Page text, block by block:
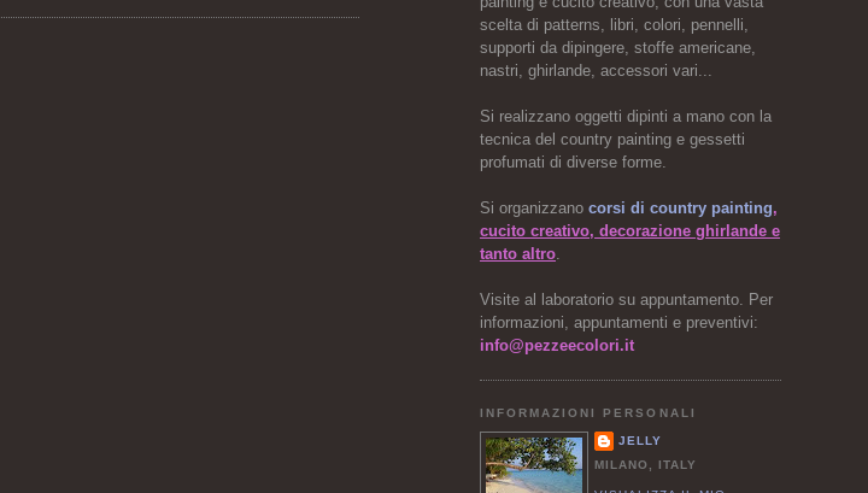
scelta di patterns, libri, colori, pennelli,
supporti da dipingere, stoffe americane,
nastri, ghirlande, accessori vari...
Si realizzano oggetti dipinti a mano con la
tecnica del country painting e gessetti
profumati di diverse forme.
Si organizzano corsi di country painting,
cucito creativo, decorazione ghirlande e
tanto altro
Visite al laboratorio su appuntamento. Per
informazioni, appuntamenti e preventivi:
info@pezzeecolori.it
INFORMAZIONI PERSONALI
JELLY
MILANO, ITALY